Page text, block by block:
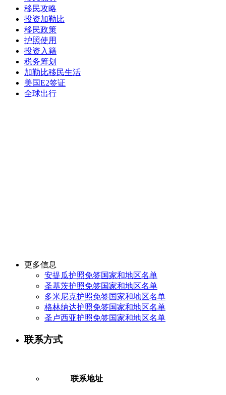
移民攻略
投资加勒比
移民政策
护照使用
投资入籍
税务筹划
加勒比移民生活
美国E2签证
全球出行
更多信息
安提瓜护照免签国家和地区名单
圣基茨护照免签国家和地区名单
多米尼克护照免签国家和地区名单
格林纳达护照免签国家和地区名单
圣卢西亚护照免签国家和地区名单
联系方式
联系地址